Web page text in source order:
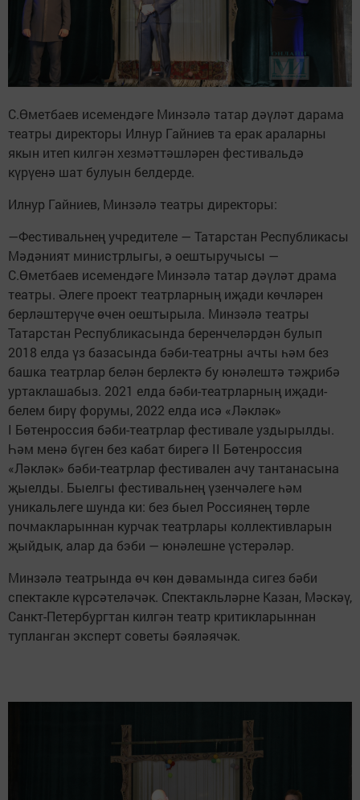
С.Өметбаев исемендәге Минзәлә татар дәүләт дарама
театры директоры Илнур Гайниев та ерак араларны
якын итеп килгән хезмәттәшләрен фестивальдә
күрүенә шат булуын белдерде.
Илнур Гайниев, Минзәлә театры директоры:
—Фестивальнең учредителе — Татарстан Республикасы
Мәдәният министрлыгы, ә оештыручысы —
С.Өметбаев исемендәге Минзәлә татар дәүләт драма
театры. Әлеге проект театрларның иҗади көчләрен
берләштерүче өчен оештырыла. Минзәлә театры
Татарстан Республикасында беренчеләрдән булып
2018 елда үз базасында бәби-театрны ачты һәм без
башка театрлар белән берлектә бу юнәлештә тәҗрибә
уртаклашабыз. 2021 елда бәби-театрларның иҗади-
белем бирү форумы, 2022 елда исә «Ләкләк»
I Бөтенроссия бәби-театрлар фестивале уздырылды.
Һәм менә бүген без кабат бирегә II Бөтенроссия
«Ләкләк» бәби-театрлар фестивален ачу тантанасына
җыелды. Быелгы фестивальнең үзенчәлеге һәм
уникальлеге шунда ки: без быел Россиянең төрле
почмакларыннан курчак театрлары коллективларын
җыйдык, алар да бэби — юнәлешне үстерәләр.
Минзәлә театрында өч көн дәвамында сигез бәби
спектакле күрсәтеләчәк. Спектакльләрне Казан, Мәскәү,
Санкт-Петербургтан килгән театр критикларыннан
тупланган эксперт советы бәяләячәк.